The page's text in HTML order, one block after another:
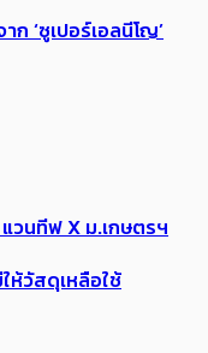
ก ‘ซูเปอร์เอลนีโญ’
แวนทีฟ X ม.เกษตรฯ
ห้วัสดุเหลือใช้